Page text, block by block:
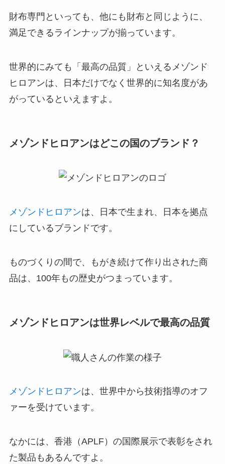
財布専門といっても、他にも財布と同じように、
満足できるラインナップが揃っています。
世界的にみても「最高の品質」といえるメゾンド
ヒロアンは、日本だけでなく世界的に知名度があ
がっているといえますよ。
メゾンドヒロアンはどこの国のブランド？
メゾンドヒロアンは、日本で生まれ、日本を拠点
にしているブランドです。
ものづくりの間で、もがき続けて作り出された商
品は、100年もの歴史がつまっています。
メゾンドヒロアンは世界レベルで最高の品質
メゾンドヒロアンは、世界中から技術指導のオフ
ァーを受けています。
なかには、香港（APLF）の国際展示で表彰をされ
た製品もあるんですよ。